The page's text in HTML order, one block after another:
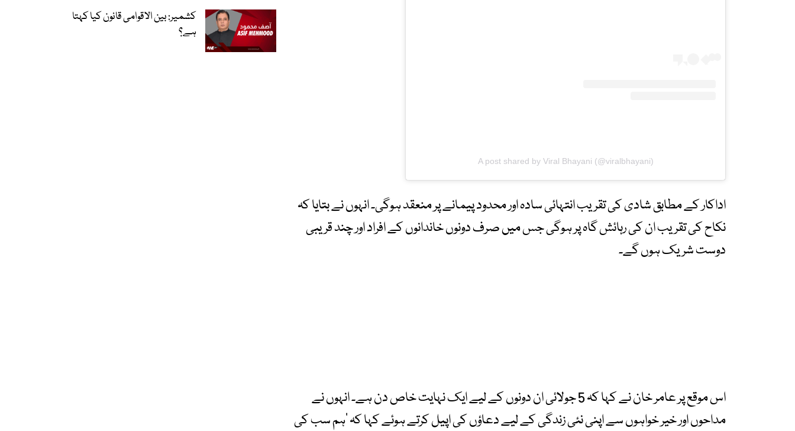
A post shared by Viral Bhayani (@viralbhayani)
اداکار کے مطابق شادی کی تقریب انتہائی سادہ اور محدود پیمانے پر منعقد ہوگی۔ انہوں نے بتایا کہ
نکاح کی تقریب ان کی رہائش گاہ پر ہوگی جس میں صرف دونوں خاندانوں کے افراد اور چند قریبی
دوست شریک ہوں گے۔
اس موقع پر عامر خان نے کہا کہ 5 جولائی ان دونوں کے لیے ایک نہایت خاص دن ہے۔ انہوں نے
مداحوں اور خیر خواہوں سے اپنی نئی زندگی کے لیے دعاؤں کی اپیل کرتے ہوئے کہا کہ ’ہم سب کی
کشمیر: بین الاقوامی قانون کیا کہتا
ہے؟